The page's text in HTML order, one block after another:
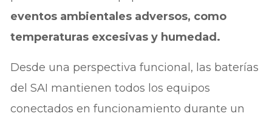
eventos ambientales adversos, como
temperaturas excesivas y humedad.
Desde una perspectiva funcional, las baterías
del SAI mantienen todos los equipos
conectados en funcionamiento durante un